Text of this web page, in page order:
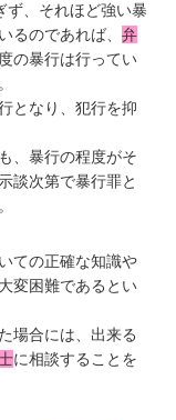
ず、それほど強い暴
るのであれば、弁
の暴行は行ってい
となり、犯行を抑
、暴行の程度がそ
談次第で暴行罪と
ての正確な知識や
変困難であるとい
場合には、出来る
に相談することを